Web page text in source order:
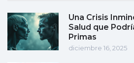
Una Crisis
Salud que
Primas
diciembre 16, 2025